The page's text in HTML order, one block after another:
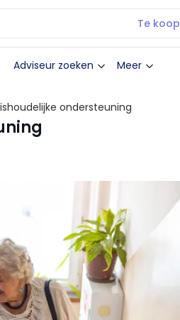
Te koop
Adviseur zoeken Meer
ondersteuning